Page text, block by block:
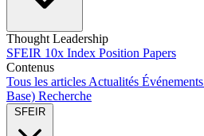
Thought Leadership
SFEIR 10x Index Position Papers
Contenus
Tous les articles Actualités Événements
Base) Recherche
SFEIR